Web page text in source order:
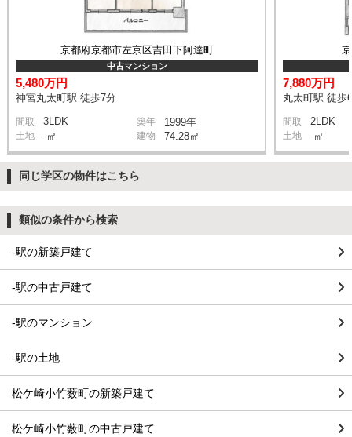
京都府京都市左京区吉田下阿達町
中古マンション
5,480万円
神宮丸太町駅 徒歩7分
間取 3LDK 築年 1999年
土地 -㎡ 建物 74.28㎡
7,880万円
丸太町駅 徒歩
間取 2LDK
土地 -㎡
同じ学区の物件はこちら
類似の条件から検索
-駅の新築戸建て
-駅の中古戸建て
-駅のマンション
-駅の土地
松ケ崎小竹薮町の新築戸建て
松ケ崎小竹薮町の中古戸建て